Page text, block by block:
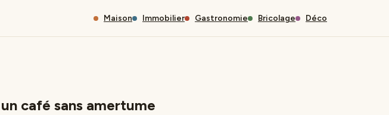
Maison Immobilier Gastronomie Bricolage Déco
café sans amertume